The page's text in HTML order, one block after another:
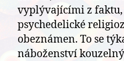
vyplývajícími z
psychedelické
obeznámen. To se
náboženství